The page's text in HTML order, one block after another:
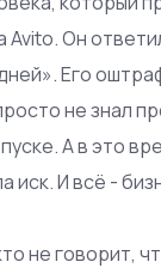
Avito. Он
Его
не знал
А в это
иск. И всё -
не говорит,